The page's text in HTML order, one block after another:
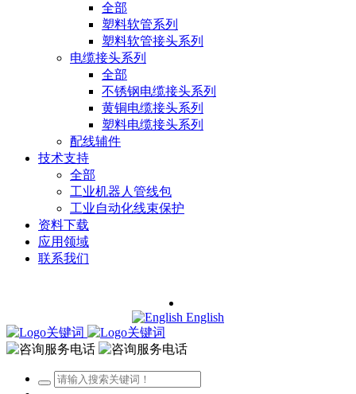
全部
塑料软管系列
塑料软管接头系列
电缆接头系列
全部
不锈钢电缆接头系列
黄铜电缆接头系列
塑料电缆接头系列
配线辅件
技术支持
全部
工业机器人管线包
工业自动化线束保护
资料下载
应用领域
联系我们
English